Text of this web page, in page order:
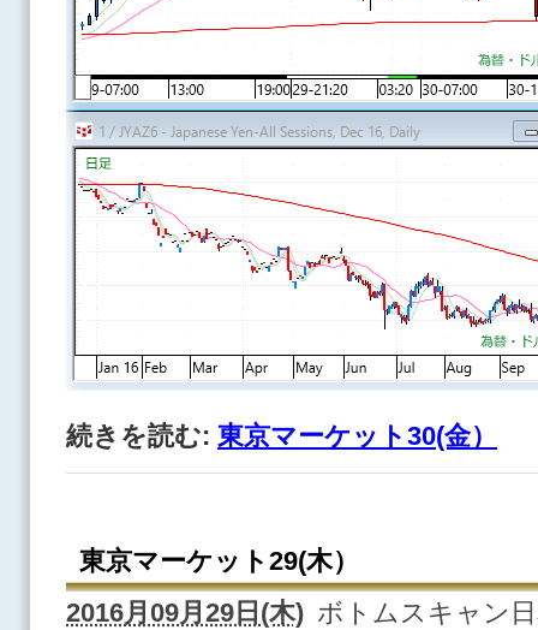
続きを読む: 東京マーケット30(金）
東京マーケット29(木）
2016月09月29日(木) ボトムスキャン